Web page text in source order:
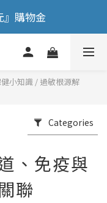
白正貨！！
』購物金
白正貨！！
小知識 / 過敏根源解
Categories
、免疫與
聯